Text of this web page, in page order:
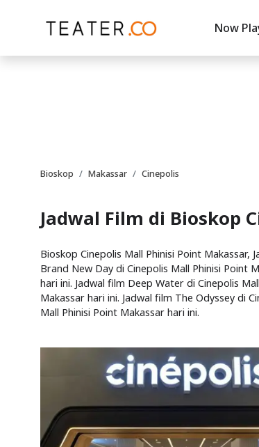
Now
Bioskop Makassar Cinepolis
Jadwal Film di Bioskop
Bioskop Cinepolis Mall Phinisi Point Makassar,
Brand New Day di Cinepolis Mall Phinisi Point
hari ini. Jadwal film Deep Water di Cinepolis
Makassar hari ini. Jadwal film The Odyssey di
Mall Phinisi Point Makassar hari ini.